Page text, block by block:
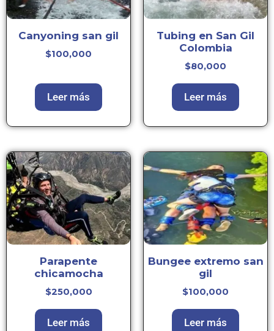
Canyoning san gil
$100,000
Leer más
Tubing en San Gil
Colombia
$80,000
Leer más
Parapente
chicamocha
$250,000
Leer más
Bungee extremo san
gil
$100,000
Leer más